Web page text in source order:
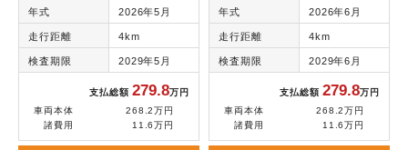
年式 2026年5月
走行距離 4km
検査期限 2029年5月
支払総額279.8万円
車両本体
268.2万円
諸費用
11.6万円
年式 2026年6月
走行距離 4km
検査期限 2029年6月
支払総額279.8万円
車両本体
268.2万円
諸費用
11.6万円